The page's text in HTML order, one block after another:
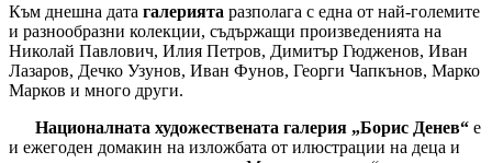
Към днешна дата галерията разполага с една от най-големите
и разнообразни колекции, съдържащи произведенията на
Николай Павлович, Илия Петров, Димитър Гюдженов, Иван
Лазаров, Дечко Узунов, Иван Фунов, Георги Чапкънов, Марко
Марков и много други.
Националната художествената галерия „Борис Денев“ е
и ежегоден домакин на изложбата от илюстрации на деца и